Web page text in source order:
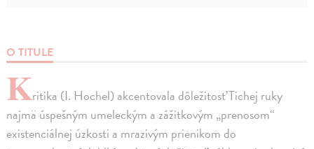
O TITULE
Kritika (I. Hochel) akcentovala dôležitosť Tichej ruky
najmä úspešným umeleckým a zážitkovým „prenosom“
existenciálnej úzkosti a mrazivým prienikom do